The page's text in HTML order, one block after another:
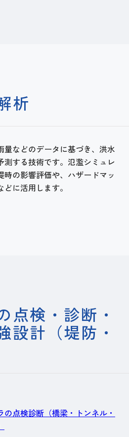
析
量などのデータに基づき、洪水
測する技術です。氾濫シミュレ
時の影響評価や、ハザードマッ
に活用します。
点検・​診断・
設計​（堤防・
点検診断（橋梁・トンネル・